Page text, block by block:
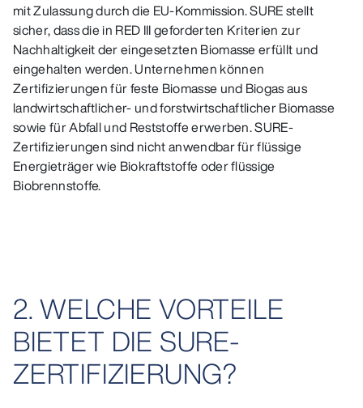
mit Zulassung durch die EU-Kommission. SURE stellt
sicher, dass die in RED III geforderten Kriterien zur
Nachhaltigkeit der eingesetzten Biomasse erfüllt und
eingehalten werden. Unternehmen können
Zertifizierungen für feste Biomasse und Biogas aus
landwirtschaftlicher- und forstwirtschaftlicher Biomasse
sowie für Abfall und Reststoffe erwerben. SURE-
Zertifizierungen sind nicht anwendbar für flüssige
Energieträger wie Biokraftstoffe oder flüssige
Biobrennstoffe.
2. WELCHE VORTEILE
BIETET DIE SURE-
ZERTIFIZIERUNG?